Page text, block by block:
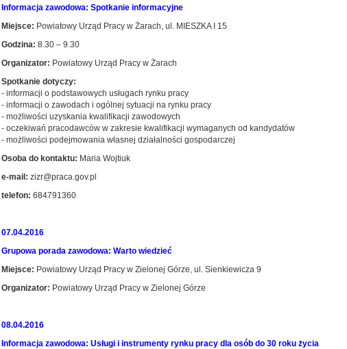
Informacja zawodowa: Spotkanie informacyjne
Miejsce: Powiatowy Urząd Pracy w Żarach, ul. MIESZKA I 15
Godzina: 8.30 – 9.30
Organizator: Powiatowy Urząd Pracy w Żarach
Spotkanie dotyczy:
- informacji o podstawowych usługach rynku pracy
- informacji o zawodach i ogólnej sytuacji na rynku pracy
- możliwości uzyskania kwalifikacji zawodowych
- oczekiwań pracodawców w zakresie kwalifikacji wymaganych od kandydatów
- możliwości podejmowania własnej działalności gospodarczej
Osoba do kontaktu: Maria Wojtiuk
e-mail: zizr@praca.gov.pl
telefon: 684791360
07.04.2016
Grupowa porada zawodowa: Warto wiedzieć
Miejsce: Powiatowy Urząd Pracy w Zielonej Górze, ul. Sienkiewicza 9
Organizator: Powiatowy Urząd Pracy w Zielonej Górze
08.04.2016
Informacja zawodowa: Usługi i instrumenty rynku pracy dla osób do 30 roku życia